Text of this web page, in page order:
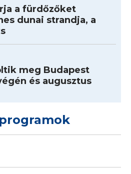
a fürdőzőket
dunai strandja, a
meg Budapest
és augusztus